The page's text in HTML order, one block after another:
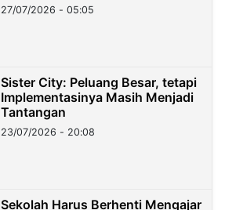
27/07/2026 - 05:05
Sister City: Peluang Besar, tetapi
Implementasinya Masih Menjadi
Tantangan
23/07/2026 - 20:08
Sekolah Harus Berhenti Mengajar